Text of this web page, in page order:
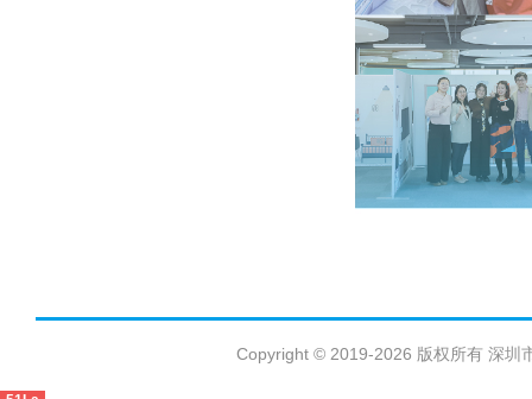
Copyright © 2019-2026 版权所有 深圳